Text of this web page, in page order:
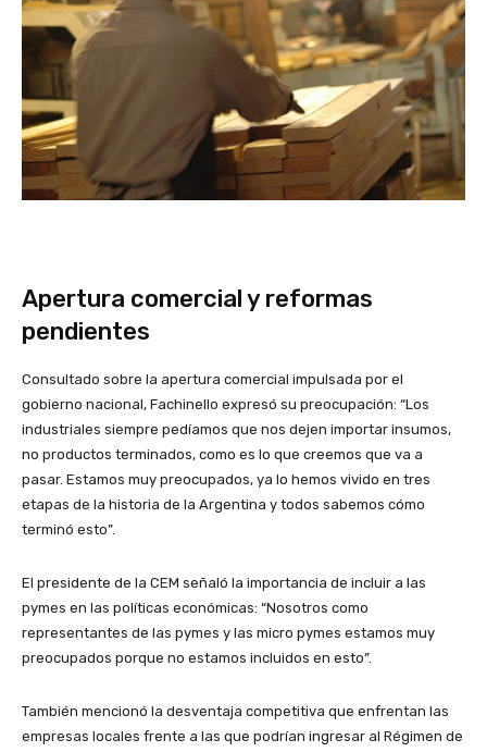
Apertura comercial y reformas
pendientes
Consultado sobre la apertura comercial impulsada por el
gobierno nacional, Fachinello expresó su preocupación: “Los
industriales siempre pedíamos que nos dejen importar insumos,
no productos terminados, como es lo que creemos que va a
pasar. Estamos muy preocupados, ya lo hemos vivido en tres
etapas de la historia de la Argentina y todos sabemos cómo
terminó esto”.
El presidente de la CEM señaló la importancia de incluir a las
pymes en las políticas económicas: “Nosotros como
representantes de las pymes y las micro pymes estamos muy
preocupados porque no estamos incluidos en esto”.
También mencionó la desventaja competitiva que enfrentan las
empresas locales frente a las que podrían ingresar al Régimen de